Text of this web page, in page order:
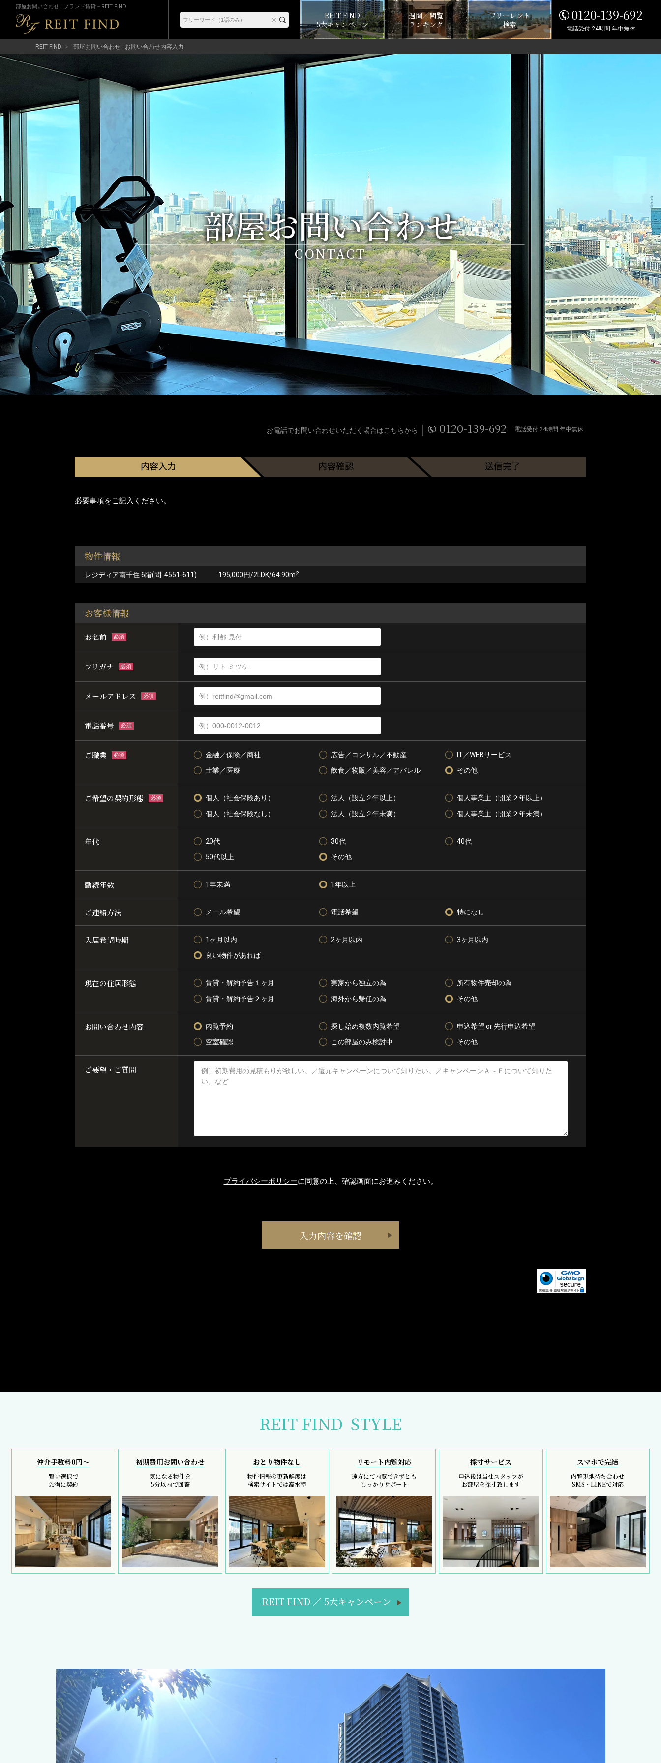
部屋お問い合わせ | ブランド賃貸－REIT FIND
REIT FIND
5大キャンペーン
週間／閲覧
ランキング
フリーレント
検索
0120-139-692
電話受付 24時間 年中無休
REIT FIND 部屋お問い合わせ - お問い合わせ内容入力
部屋お問い合わせ
CONTACT
お電話でお問い合わせいただく場合はこちらから 0120-139-692 電話受付 24時間 年中無休
必要事項をご記入ください。
物件情報
レジディア南千住 6階(問: 4551-611) 195,000円/2LDK/64.90m2
お客様情報
お名前 必須
フリガナ 必須
メールアドレス 必須
電話番号 必須
ご職業 必須 金融／保険／商社 広告／コンサル／不動産
IT／WEBサービス
士業／医療
飲食／物販／美容／アパレル その他
ご希望の契約形態 必須 個人（社会保険あり） 法人（設立２年以上）
個人事業主（開業２年以上）
個人（社会保険なし）
法人（設立２年未満） 個人事業主（開業２年未満）
年代 20代 30代
40代
50代以上
その他
勤続年数 1年未満 1年以上
ご連絡方法 メール希望 電話希望 特になし
入居希望時期 1ヶ月以内 2ヶ月以内
3ヶ月以内
良い物件があれば
現在の住居形態 賃貸・解約予告１ヶ月 実家から独立の為
所有物件売却の為
賃貸・解約予告２ヶ月
海外から帰任の為 その他
お問い合わせ内容 内覧予約 探し始め複数内覧希望
申込希望 or 先行申込希望
空室確認
この部屋のみ検討中 その他
ご要望・ご質問
プライバシーポリシーに同意の上、確認画面にお進みください。
REIT FIND STYLE
仲介手数料0円～
賢い選択で
お得に契約
初期費用お問い合わせ
気になる物件を
5分以内で回答
おとり物件なし
物件情報の更新鮮度は
検索サイトでは高水準
リモート内覧対応
遠方にて内覧できずとも
しっかりサポート
採寸サービス
申込後は当社スタッフが
お部屋を採寸致します
スマホで完結
内覧現地待ち合わせ
SMS・LINEで対応
REIT FIND ／ 5大キャンペーン